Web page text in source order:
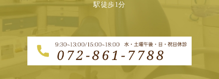
駅徒歩1分